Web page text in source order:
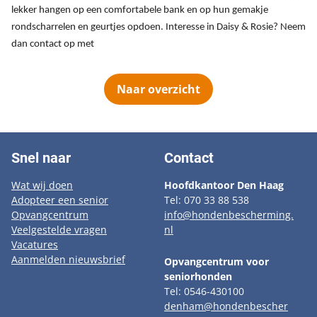
lekker hangen op een comfortabele bank en op hun gemakje
rondscharrelen en geurtjes opdoen. Interesse in Daisy & Rosie? Neem
dan contact op met
Naar overzicht
Snel naar
Wat wij doen
Adopteer een senior
Opvangcentrum
Veelgestelde vragen
Vacatures
Aanmelden nieuwsbrief
Contact
Hoofdkantoor Den Haag
Tel: 070 33 88 538
info@hondenbescherming.
nl
Opvangcentrum voor
seniorhonden
Tel: 0546-430100
denham@hondenbescher